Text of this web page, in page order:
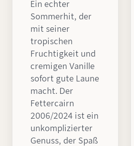
Ein echter
Sommerhit, der
mit seiner
tropischen
Fruchtigkeit und
cremigen Vanille
sofort gute Laune
macht. Der
Fettercairn
2006/2024 ist ein
unkomplizierter
Genuss, der Spaß